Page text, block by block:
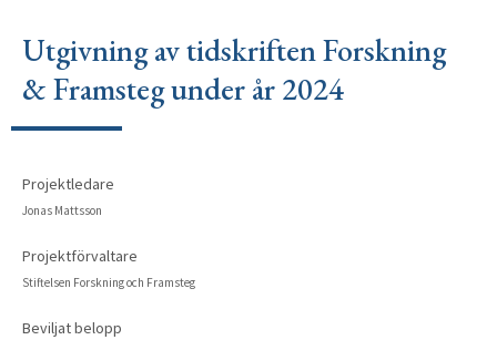
Utgivning av tidskriften Forskning
& Framsteg under år 2024
Projektledare
Jonas Mattsson
Projektförvaltare
Stiftelsen Forskning och Framsteg
Beviljat belopp